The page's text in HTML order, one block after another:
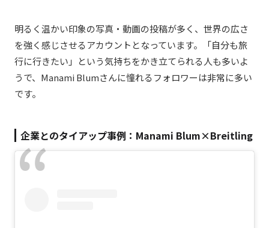
明るく温かい印象の写真・動画の投稿が多く、世界の広さ
を強く感じさせるアカウントとなっています。「自分も旅
行に行きたい」という気持ちをかき立てられる人も多いよ
うで、Manami Blumさんに憧れるフォロワーは非常に多い
です。
企業とのタイアップ事例：Manami Blum×Breitling